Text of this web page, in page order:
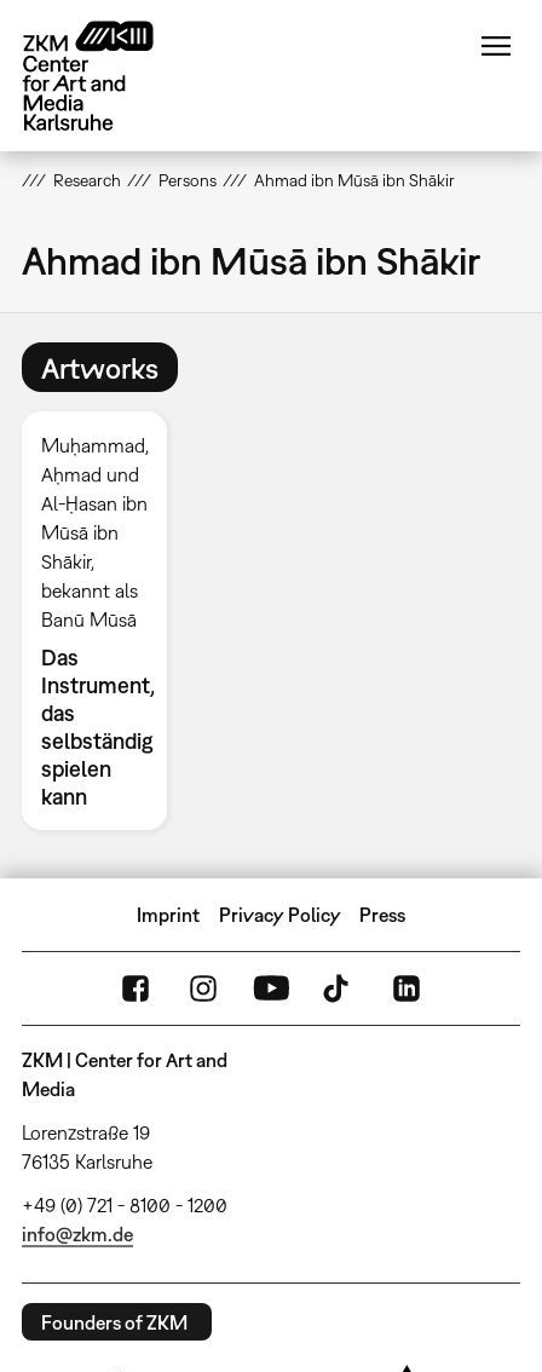
main
content
Research Persons Ahmad ibn Mūsā ibn Shākir
Ahmad ibn Mūsā ibn Shākir
Artworks
Muḥammad,
Aḥmad und
Al-Ḥasan ibn
Mūsā ibn
Shākir,
bekannt als
Banū Mūsā
Das
Instrument,
das
selbständig
spielen
kann
Imprint Privacy Policy Press
ZKM | Center for Art and
Media
Lorenzstraße 19
76135 Karlsruhe
+49 (0) 721 - 8100 - 1200
info@zkm.de
Founders of ZKM